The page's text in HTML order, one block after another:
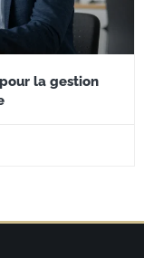
la gestion